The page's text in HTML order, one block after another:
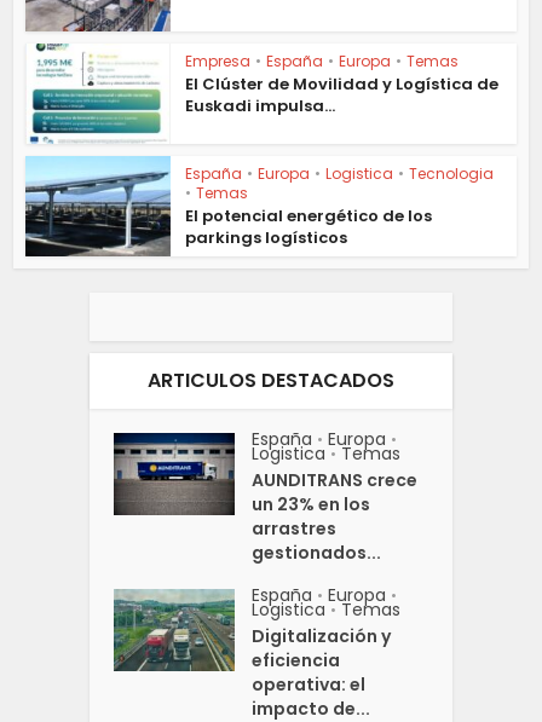
Empresa • España • Europa • Temas
El Clúster de Movilidad y Logística de
Euskadi impulsa...
España • Europa • Logistica • Tecnologia
• Temas
El potencial energético de los
parkings logísticos
ARTICULOS DESTACADOS
España • Europa •
Logistica • Temas
AUNDITRANS crece
un 23% en los
arrastres
gestionados...
España • Europa •
Logistica • Temas
Digitalización y
eficiencia
operativa: el
impacto de...